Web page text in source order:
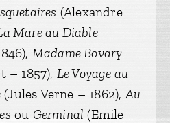
(Alexandre
Mare au Diable
Madame Bovary
– 1857), Le Voyage au
(Jules Verne – 1862),Au
ou Germinal (Emile